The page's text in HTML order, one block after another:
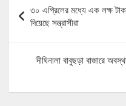
navigation
৩০ এপ্রিলের মধ্যে এক লক্ষ টাকা
দিয়েছে সন্ত্রাসীরা
দীঘিনালা বাবুছড়া বাজারে